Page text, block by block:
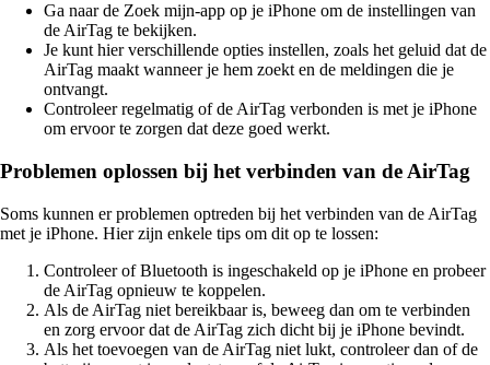
Ga naar de Zoek mijn-app op je iPhone om de instellingen van
de AirTag te bekijken.
Je kunt hier verschillende opties instellen, zoals het geluid dat de
AirTag maakt wanneer je hem zoekt en de meldingen die je
ontvangt.
Controleer regelmatig of de AirTag verbonden is met je iPhone
om ervoor te zorgen dat deze goed werkt.
Problemen oplossen bij het verbinden van de AirTag
Soms kunnen er problemen optreden bij het verbinden van de AirTag
met je iPhone. Hier zijn enkele tips om dit op te lossen:
Controleer of Bluetooth is ingeschakeld op je iPhone en probeer
de AirTag opnieuw te koppelen.
Als de AirTag niet bereikbaar is, beweeg dan om te verbinden
en zorg ervoor dat de AirTag zich dicht bij je iPhone bevindt.
Als het toevoegen van de AirTag niet lukt, controleer dan of de